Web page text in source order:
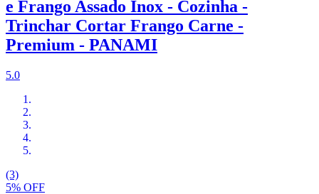
e Frango Assado Inox - Cozinha -
Trinchar Cortar Frango Carne -
Premium - PANAMI
5.0
(3)
5% OFF